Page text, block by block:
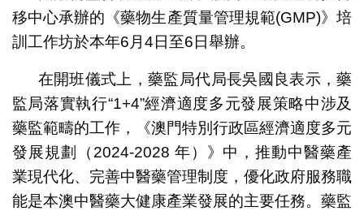
移中心承辦的《藥物生產質量管理規範(GMP)》培
訓工作坊於本年6月4日至6日舉辦。
在開班儀式上，藥監局代局長吳國良表示，藥
監局落實執行“1+4”經濟適度多元發展策略中涉及
藥監範疇的工作，《澳門特別行政區經濟適度多元
發展規劃（2024-2028 年）》中，推動中醫藥產
業現代化、完善中醫藥管理制度，優化政府服務職
能是本澳中醫藥大健康產業發展的主要任務。藥監